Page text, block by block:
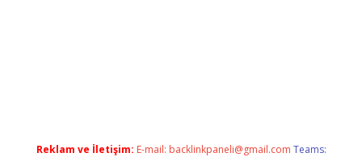
Reklam ve İletişim: E-mail: backlinkpaneli@gmail.com Teams: